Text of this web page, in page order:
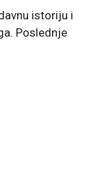
istoriju i
Poslednje